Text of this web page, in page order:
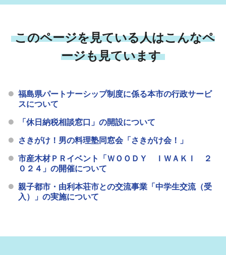
このページを見ている人はこんなペ
ージも見ています
福島県パートナーシップ制度に係る本市の行政サービ
スについて
「休日納税相談窓口」の開設について
さきがけ！男の料理塾同窓会「さきがけ会！」
市産木材ＰＲイベント「ＷＯＯＤＹ ＩＷＡＫＩ ２
０２４」の開催について
親子都市・由利本荘市との交流事業「中学生交流（受
入）」の実施について